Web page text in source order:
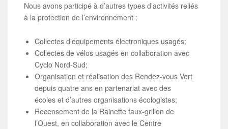
Nous avons participé à d’autres types d’activités reliés
à la protection de l’environnement :
Collectes d’équipements électroniques usagés;
Collectes de vélos usagés en collaboration avec
Cyclo Nord-Sud;
Organisation et réalisation des Rendez-vous Vert
depuis quatre ans en partenariat avec des
écoles et d’autres organisations écologistes;
Recensement de la Rainette faux-grillon de
l’Ouest, en collaboration avec le Centre